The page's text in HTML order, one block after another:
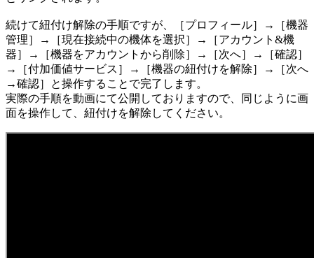
続けて紐付け解除の手順ですが、［プロフィール］→［機器
管理］→［現在接続中の機体を選択］→［アカウント&機
器］→［機器をアカウントから削除］→［次へ］→［確認］
→［付加価値サービス］→［機器の紐付けを解除］→［次へ
→確認］と操作することで完了します。
実際の手順を動画にて公開しておりますので、同じように画
面を操作して、紐付けを解除してください。